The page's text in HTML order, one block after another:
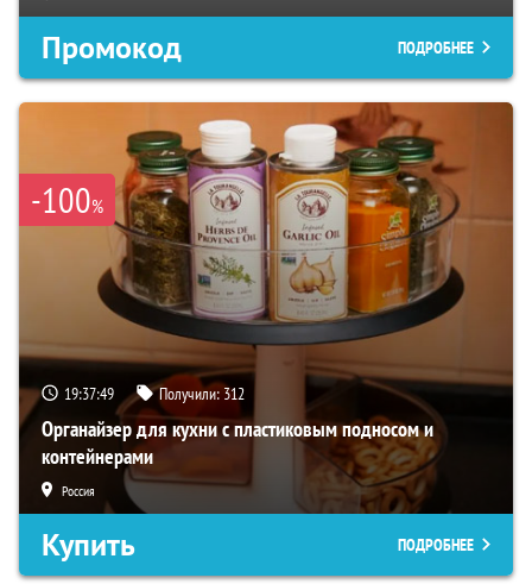
Промокод ПОДРОБНЕЕ
-100%
19:37:48 Получили: 312
Органайзер для кухни с пластиковым подносом и
контейнерами
Россия
Купить ПОДРОБНЕЕ